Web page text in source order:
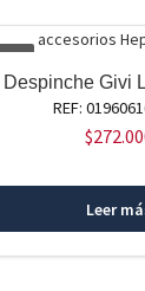
Despinche Givi
REF:
$
Leer